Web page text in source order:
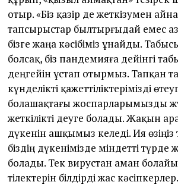
отыр. «Біз қазір де жеткізумен
тапсырыстар былтырғыдай емес
бізге жаңа кәсібіміз ұнайды.
болсақ, біз пандемияға дейінгі
деңгейін ұстап отырмыз. Тапқан
күнделікті қажеттіліктерімізді
болашақтағы жоспарларымызды
жеткілікті деуге болады. Жақын
дүкенін ашқымыз келеді. Ия өзіңіз
біздің дүкенімізде міндетті түрде
болады. Тек вирустан аман
тілектерін білдірді жас кәсіпкерлер.